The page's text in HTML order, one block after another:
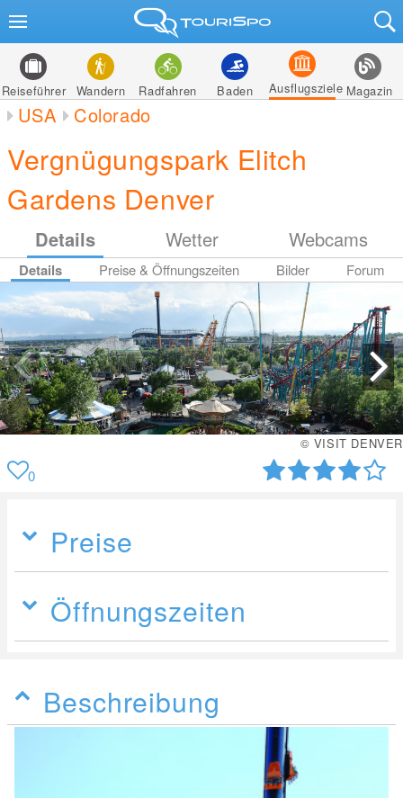
Reiseführer Wandern Radfahren Baden Ausflugsziele Magazin
USA Colorado
Vergnügungspark Elitch
Gardens Denver
Details Wetter Webcams
Details Preise & Öffnungszeiten Bilder Forum
© VISIT DENVER
0
Preise
Öffnungszeiten
Beschreibung